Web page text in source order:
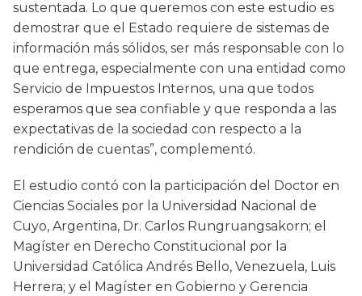
sustentada. Lo que queremos con este estudio es
demostrar que el Estado requiere de sistemas de
información más sólidos, ser más responsable con lo
que entrega, especialmente con una entidad como
Servicio de Impuestos Internos, una que todos
esperamos que sea confiable y que responda a las
expectativas de la sociedad con respecto a la
rendición de cuentas”, complementó.
El estudio contó con la participación del Doctor en
Ciencias Sociales por la Universidad Nacional de
Cuyo, Argentina, Dr. Carlos Rungruangsakorn; el
Magíster en Derecho Constitucional por la
Universidad Católica Andrés Bello, Venezuela, Luis
Herrera; y el Magíster en Gobierno y Gerencia